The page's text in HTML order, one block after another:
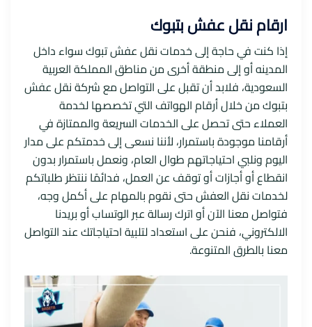
ارقام نقل عفش بتبوك
إذا كنت في حاجة إلى خدمات نقل عفش تبوك سواء داخل
المدينه أو إلى منطقة أخرى من مناطق المملكة العربية
السعودية، فلابد أن تقبل على التواصل مع شركة نقل عفش
بتبوك من خلال أرقام الهواتف التي تخصصها لخدمة
العملاء حتى تحصل على الخدمات السريعة والممتازة في
أرقامنا موجودة باستمرار، لأننا نسعى إلى خدمتكم على مدار
اليوم ونلبي احتياجاتهم طوال العام، ونعمل باستمرار بدون
انقطاع أو أجازات أو توقف عن العمل، فدائمًا ننتظر طلباتكم
لخدمات نقل العفش حتى نقوم بالمهام على أكمل وجه،
فتواصل معنا الآن أو اترك رسالة عبر الوتساب أو بريدنا
الالكتروني، فنحن على استعداد لتلبية احتياجاتك عند التواصل
معنا بالطرق المتنوعة.